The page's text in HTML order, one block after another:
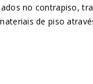
no contrapiso,
de piso